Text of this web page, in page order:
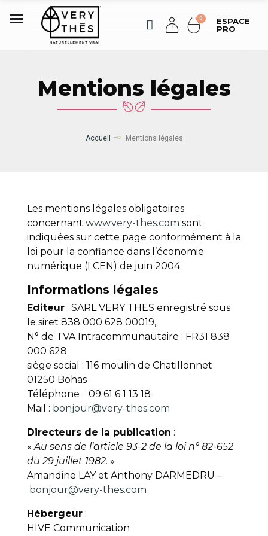
ESPACE
PRO
Mentions légales
Accueil Mentions légales
Les mentions légales obligatoires
concernant www.very-thes.com sont
indiquées sur cette page conformément à la
loi pour la confiance dans l’économie
numérique (LCEN) de juin 2004.
Informations légales
Editeur : SARL VERY THES enregistré sous
le siret 838 000 628 00019,
N° de TVA Intracommunautaire : FR31 838
000 628
siège social : 116 moulin de Chatillonnet
01250 Bohas
Téléphone : 09 61 6 1 13 18
Mail : bonjour@very-thes.com
Directeurs de la publication :
«Au sens de l’article 93-2 de la loi n° 82-652
du 29 juillet 1982. »
Amandine LAY et Anthony DARMEDRU –
bonjour@very-thes.com
Hébergeur :
HIVE Communication